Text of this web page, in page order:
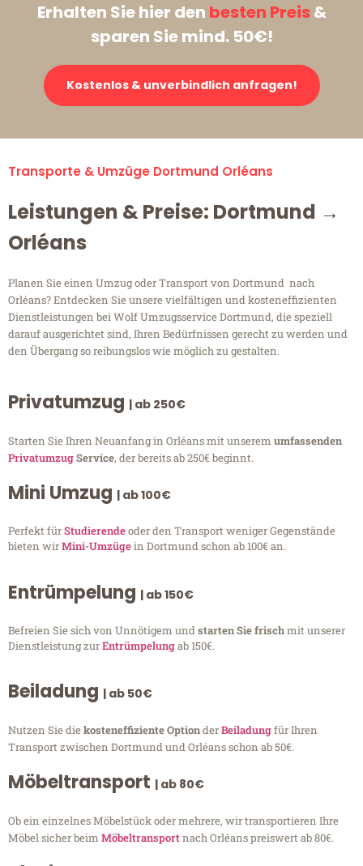
Erhalten Sie hier den besten Preis&
sparen Sie mind. 50€!
Kostenlos & unverbindlich anfragen!
Transporte & Umzüge Dortmund Orléans
Leistungen & Preise: Dortmund →
Orléans
Planen Sie einen Umzug oder Transport von Dortmund nach
Orléans? Entdecken Sie unsere vielfältigen und kosteneffizienten
Dienstleistungen bei Wolf Umzugsservice Dortmund, die speziell
darauf ausgerichtet sind, Ihren Bedürfnissen gerecht zu werden und
den Übergang so reibungslos wie möglich zu gestalten.
Privatumzug | ab 250€
Starten Sie Ihren Neuanfang in Orléans mit unserem umfassenden
PrivatumzugService, der bereits ab 250€ beginnt.
Mini Umzug | ab 100€
Perfekt fürStudierendeoder den Transport weniger Gegenstände
bieten wirMini-Umzügein Dortmund schon ab 100€ an.
Entrümpelung | ab 150€
Befreien Sie sich von Unnötigem undstarten Sie frischmit unserer
Dienstleistung zurEntrümpelungab 150€.
Beiladung | ab 50€
Nutzen Sie diekosteneffiziente OptionderBeiladungfür Ihren
Transport zwischen Dortmund und Orléans schon ab 50€.
Möbeltransport | ab 80€
Ob ein einzelnes Möbelstück oder mehrere, wir transportieren Ihre
Möbel sicher beim Möbeltransportnach Orléans preiswert ab 80€.